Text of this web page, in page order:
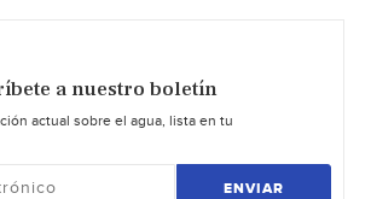
a nuestro boletín
actual sobre el agua, lista en tu
ENVIAR